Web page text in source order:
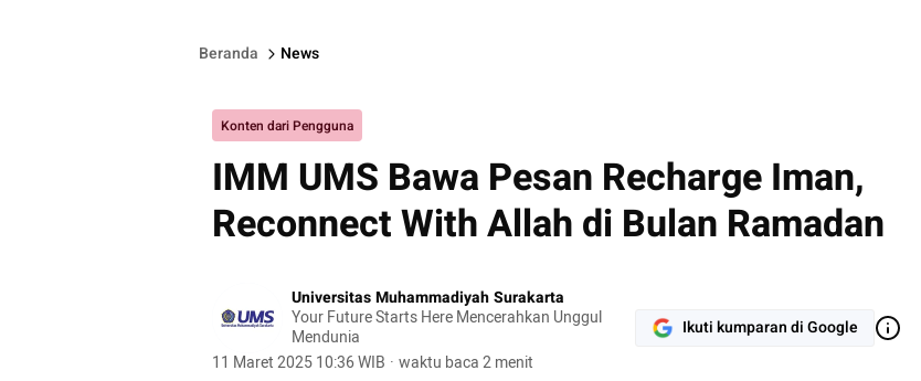
Beranda News
Konten dari Pengguna
IMM UMS Bawa Pesan Recharge Iman,
Reconnect With Allah di Bulan Ramadan
Universitas Muhammadiyah Surakarta
Your Future Starts Here Mencerahkan Unggul
Mendunia
11 Maret 2025 10:36 WIB · waktu baca 2 menit
Ikuti kumparan di Google